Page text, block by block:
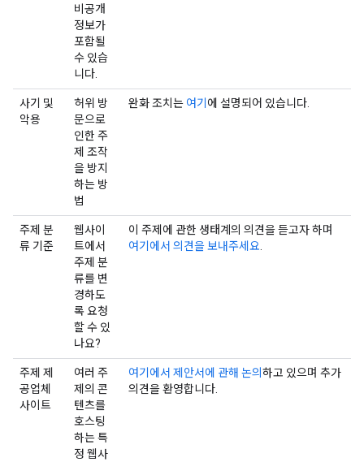
비공개
정보가
포함될
수 있습
니다.
사기 및
악용
허위 방
문으로
인한 주
제 조작
을 방지
하는 방
법
완화 조치는 여기에 설명되어 있습니다.
주제 분
류 기준
웹사이
트에서
주제 분
류를 변
경하도
록 요청
할 수 있
나요?
이 주제에 관한 생태계의 의견을 듣고자 하며
여기에서 의견을 보내주세요
주제 제
공업체
사이트
여러 주
제의 콘
텐츠를
호스팅
하는 특
정 웹사
여기에서 제안서에 관해 논의하고 있으며 추가
의견을 환영합니다.